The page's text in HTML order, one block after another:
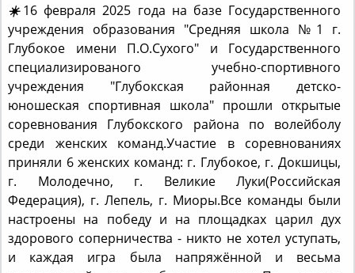
учреждения образования "Средняя школа №1 г.
Глубокое имени П.О.Сухого" и Государственного
специализированого учебно-спортивного
учреждения "Глубокская районная детско-
юношеская спортивная школа" прошли открытые
соревнования Глубокского района по волейболу
среди женских команд.Участие в соревнованиях
приняли 6 женских команд: г. Глубокое, г. Докшицы,
г. Молодечно, г. Великие Луки(Российская
Федерация), г. Лепель, г. Миоры.Все команды были
настроены на победу и на площадках царил дух
здорового соперничества - никто не хотел уступать,
и каждая игра была напряжённой и весьма
интрегующей до победного мяча.По итогам